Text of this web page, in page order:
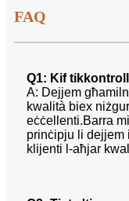
FAQ
Q1: Kif
A: Dejjem
kwalità biex
eċċellenti.Barra
prinċipju li dejjem
klijenti l-aħjar